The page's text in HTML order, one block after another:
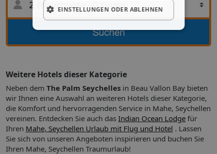
ein angenehmes Erlebnis. Während Ihres Aufenthalts bietet
die Unterkunft direkten Zugang zu einem Strand. So können
Sie während Ihres gesamten Aufenthalts das Meer
genießen.Schauen Sie während Ihres Aufenthaltes
mindestens einmal am Pool vorbei.
2 Erwachsene·0 Kinder
Suche Suchen
Weitere Hotels dieser Kategorie
Neben dem The Palm Seychelles in Beau Vallon Bay bieten
wir Ihnen eine Auswahl an weiteren Hotels dieser Kategorie,
die Komfort und hervorragenden Service in Mahe, Seychellen
vereinen. Entdecken Sie auch das Indian Ocean Lodge für
Ihren Mahe, Seychellen Urlaub mit Flug und Hotel . Lassen
Sie sich von unseren Angeboten inspirieren und buchen Sie
Ihren Mahe, Seychellen Traumurlaub!
EINSTELLUNGEN ODER ABLEHNEN